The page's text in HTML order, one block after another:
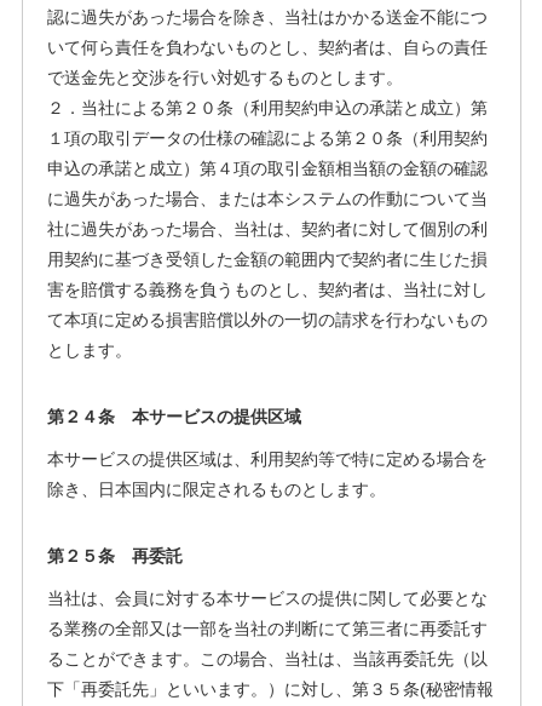
認に過失があった場合を除き、当社はかかる送金不能につ
いて何ら責任を負わないものとし、契約者は、自らの責任
で送金先と交渉を行い対処するものとします。
２．当社による第２０条（利用契約申込の承諾と成立）第
１項の取引データの仕様の確認による第２０条（利用契約
申込の承諾と成立）第４項の取引金額相当額の金額の確認
に過失があった場合、または本システムの作動について当
社に過失があった場合、当社は、契約者に対して個別の利
用契約に基づき受領した金額の範囲内で契約者に生じた損
害を賠償する義務を負うものとし、契約者は、当社に対し
て本項に定める損害賠償以外の一切の請求を行わないもの
とします。
第２４条 本サービスの提供区域
本サービスの提供区域は、利用契約等で特に定める場合を
除き、日本国内に限定されるものとします。
第２５条 再委託
当社は、会員に対する本サービスの提供に関して必要とな
る業務の全部又は一部を当社の判断にて第三者に再委託す
ることができます。この場合、当社は、当該再委託先（以
下「再委託先」といいます。）に対し、第３５条(秘密情報